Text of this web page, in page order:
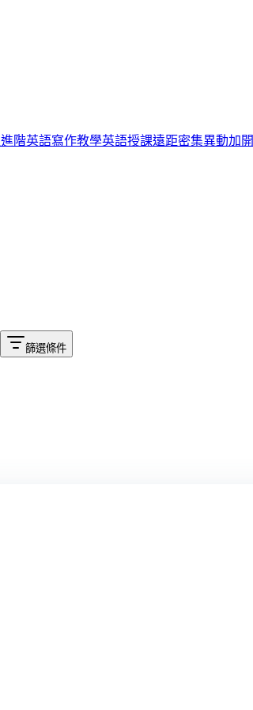
進階英語寫作教學英語授課遠距密集異動加開
篩選條件